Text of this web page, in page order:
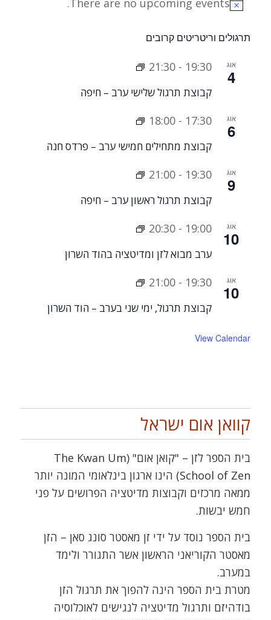
Notice
There are no upcoming events.
תרגולים וריטריטים קרובים
אוג
4
19:30
-
21:30
קבוצת תרגול שלישי ערב – חיפה
אוג
6
17:30
-
18:00
קבוצת מתחילים חמישי ערב – פרדס חנה
אוג
9
19:30
-
21:00
קבוצת תרגול ראשון ערב – חיפה
אוג
10
19:00
-
20:30
ערב מבוא לזן ומדיטציה בהוד השרון
אוג
10
19:30
-
21:00
קבוצת תרגול, ימי שני בערב – הוד השרון
View Calendar
קוואן אום ישראל
בית הספר לזן – "קואן אום" (The Kwan Um
School of Zen) הינו ארגון בינלאומי המונה יותר
ממאה מרכזים וקבוצות מדיטציה הפרושים על פני
חמש יבשות.
בית הספר נוסד על ידי זן מאסטר סונג סאן – הזן
מאסטר הקוריאני הראשון אשר התגורר ולימד
במערב.
מטרת בית הספר הינה להפוך את תרגול הזן
בודהיזם ותרגול מדיטציה לנגישים לאוכלוסיה